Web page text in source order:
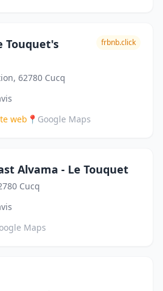
Touquet's
62780 Cucq
frbnb.click
web 📍 Google Maps
Alvama - Le Touquet
Cucq
Maps